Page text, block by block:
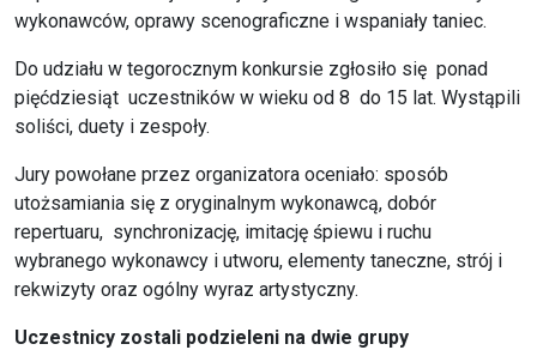
wykonawców, oprawy scenograficzne i wspaniały taniec.
Do udziału w tegorocznym konkursie zgłosiło się ponad
pięćdziesiąt uczestników w wieku od 8 do 15 lat. Wystąpili
soliści, duety i zespoły.
Jury powołane przez organizatora oceniało: sposób
utożsamiania się z oryginalnym wykonawcą, dobór
repertuaru, synchronizację, imitację śpiewu i ruchu
wybranego wykonawcy i utworu, elementy taneczne, strój i
rekwizyty oraz ogólny wyraz artystyczny.
Uczestnicy zostali podzieleni na dwie grupy